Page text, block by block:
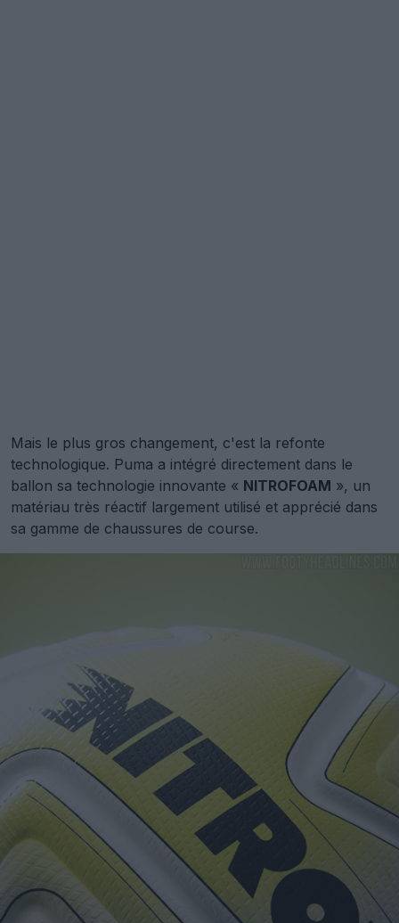
Mais le plus gros changement, c'est la refonte
technologique. Puma a intégré directement dans le
ballon sa technologie innovante « NITROFOAM », un
matériau très réactif largement utilisé et apprécié dans
sa gamme de chaussures de course.